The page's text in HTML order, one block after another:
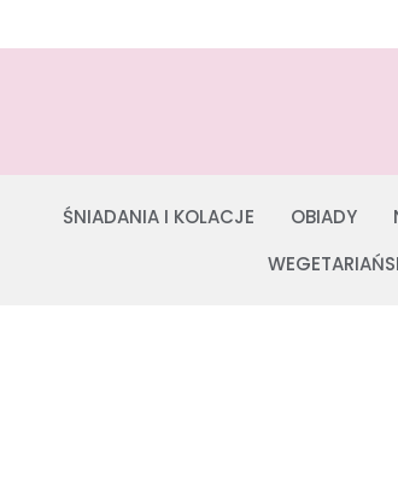
do
ŚNIADANIA I KOLACJE OBIADY